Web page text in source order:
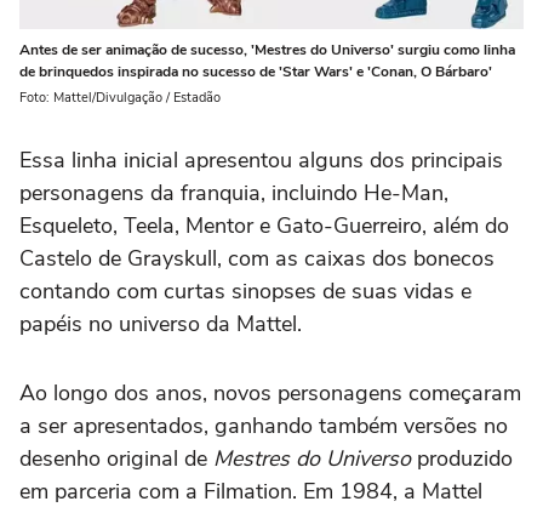
Antes de ser animação de sucesso, 'Mestres do Universo' surgiu como linha
de brinquedos inspirada no sucesso de 'Star Wars' e 'Conan, O Bárbaro'
Foto: Mattel/Divulgação / Estadão
Essa linha inicial apresentou alguns dos principais
personagens da franquia, incluindo He-Man,
Esqueleto, Teela, Mentor e Gato-Guerreiro, além do
Castelo de Grayskull, com as caixas dos bonecos
contando com curtas sinopses de suas vidas e
papéis no universo da Mattel.
Ao longo dos anos, novos personagens começaram
a ser apresentados, ganhando também versões no
desenho original de Mestres do Universoproduzido
em parceria com a Filmation. Em 1984, a Mattel